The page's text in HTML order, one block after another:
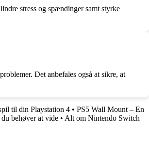
stress og spændinger samt styrke
Det anbefales også at sikre, at
til din Playstation 4 • PS5 Wall Mount – En
behøver at vide • Alt om Nintendo Switch